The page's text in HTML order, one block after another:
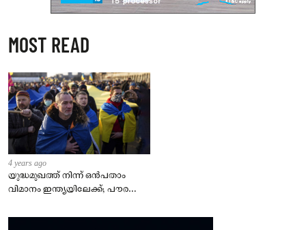
MOST READ
4 years ago
യുദ്ധമുഖത്ത് നിന്ന് ഒൻപതാം
വിമാനം ഇന്ത്യയിലേക്ക്; പൗരന്മാർ
– കേന്ദ്രം